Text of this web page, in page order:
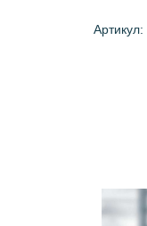
Артикул: